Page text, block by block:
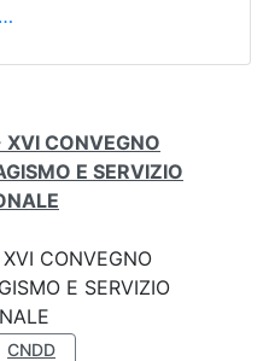
CONVEGNO
E SERVIZIO
CONVEGNO
E SERVIZIO
CNDD